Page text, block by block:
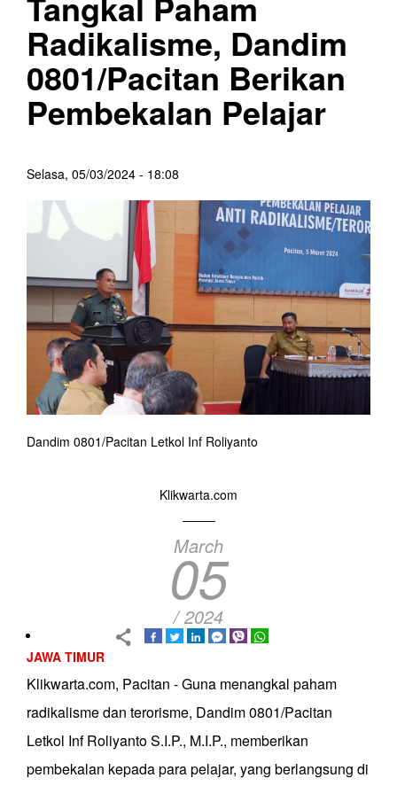
Radikalisme, Dandim
0801/Pacitan Berikan
Pembekalan Pelajar
Selasa, 05/03/2024 - 18:08
Dandim 0801/Pacitan Letkol Inf Roliyanto
Klikwarta.com
March
05
/ 2024
JAWA TIMUR
Klikwarta.com, Pacitan - Guna menangkal paham
radikalisme dan terorisme, Dandim 0801/Pacitan
Letkol Inf Roliyanto S.I.P., M.I.P., memberikan
pembekalan kepada para pelajar, yang berlangsung di